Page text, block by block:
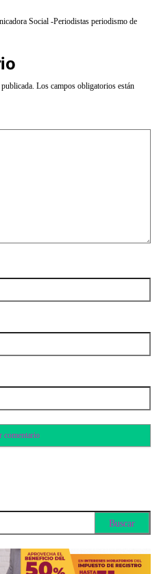
Social -Periodistas periodismo de
Los campos obligatorios están